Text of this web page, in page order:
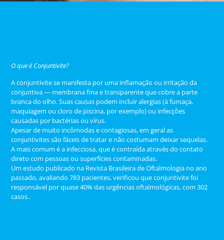
O que é Conjuntivite?
A conjuntivite se manifesta por uma inflamação ou irritação da
conjuntiva — membrana fina e transparente que cobre a parte
branca do olho. Suas causas podem incluir alergias (à fumaça,
maquiagem ou cloro de piscina, por exemplo) ou infecções
causadas por bactérias ou vírus.
Apesar de muito incômodas e contagiosas, em geral as
conjuntivites são fáceis de tratar e não costumam deixar sequelas.
A mais comum é a infecciosa, que é contraída através do contato
direto com pessoas ou superfícies contaminadas.
Um estudo publicado na Revista Brasileira de Oftalmologia no ano
passado, avaliando 783 pacientes, verificou que conjuntivite foi
responsável por quase 40% das urgências oftalmológicas, com 302
casos..